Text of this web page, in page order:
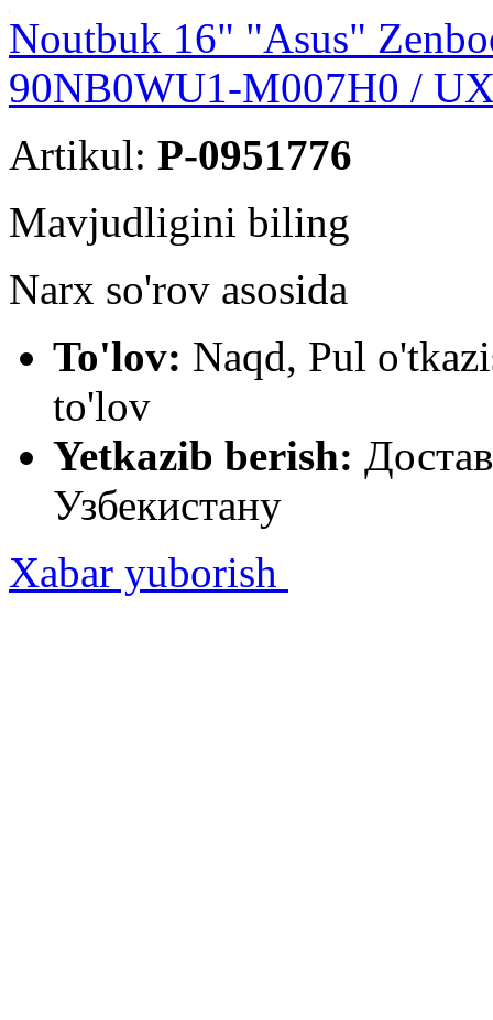
Noutbuk 16" "Asus"
90NB0WU1-M007H0 /
Artikul: P-0951776
Mavjudligini biling
Narx so'rov asosida
To'lov: Naqd, Pul
to'lov
Yetkazib berish:
Узбекистану
Xabar yuborish